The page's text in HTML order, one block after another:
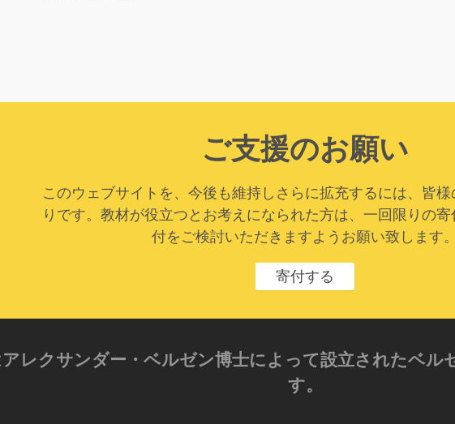
ご支援のお願い
このウェブサイトを、今後も維持しさらに拡充するには、皆
りです。教材が役立つとお考えになられた方は、一回限りの
付をご検討いただきますようお願い致します。
寄付する
レクサンダー・ベルゼン博士によって設立されたベル
す。